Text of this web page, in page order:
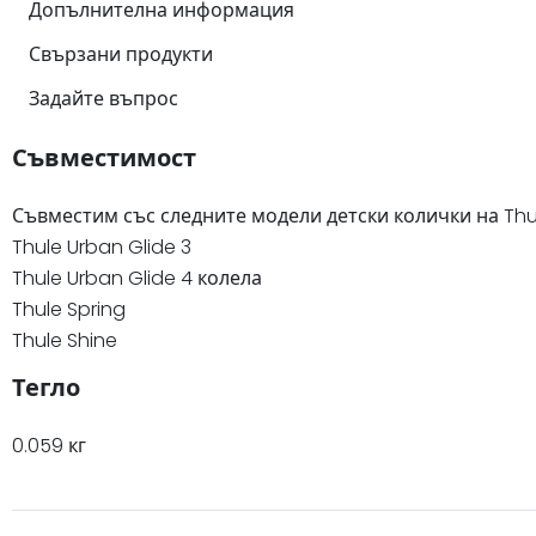
Допълнителна информация
Свързани продукти
Задайте въпрос
Съвместимост
Съвместим със следните модели детски колички на
Thule Urban Glide 3
Thule Urban Glide 4 колела
Thule Spring
Thule Shine
Тегло
0.059 кг